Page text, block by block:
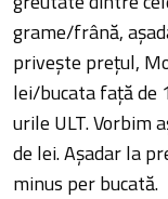
grame/frână,
privește prețul,
lei/bucata față de
urile ULT. Vorbim
de lei. Așadar la
minus per bucată.